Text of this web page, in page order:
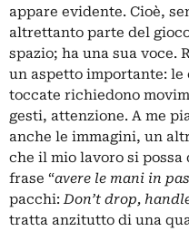
appare evidente. Cioè,
altrettanto parte del
spazio; ha una sua voce.
un aspetto importante: le
toccate richiedono
gesti, attenzione. A me
anche le immagini, un
che il mio lavoro si
frase “avere le mani in
pacchi:Don’t drop,
tratta anzitutto di una